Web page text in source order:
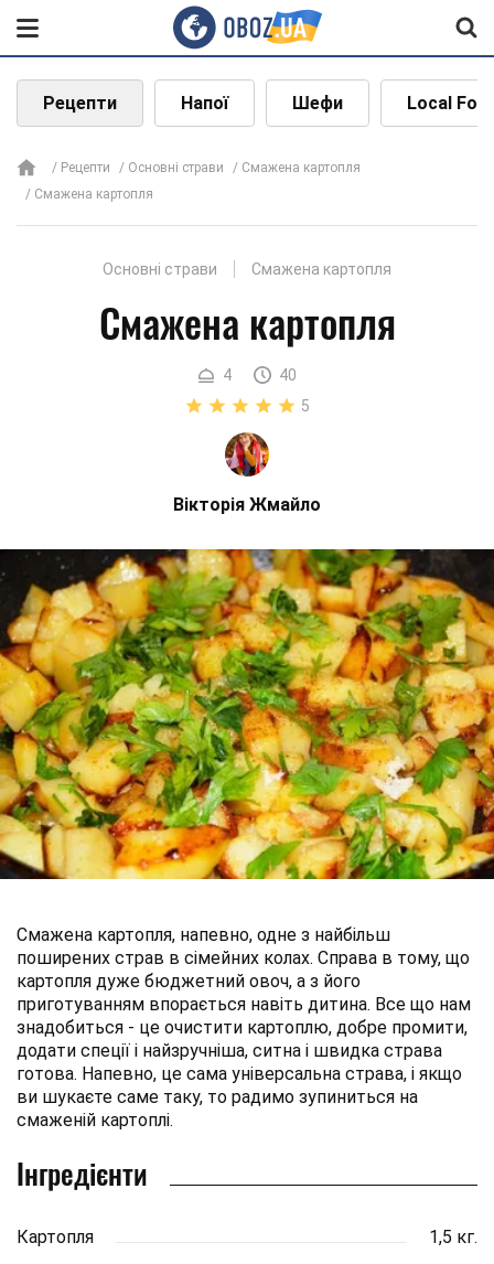
Рецепти Напої Шефи Local
Рецепти Основні страви
Смажена картопля
Смажена картопля
Основні страви Смажена картопля
Смажена картопля
4
40
5
Вікторія Жмайло
Смажена картопля, напевно, одне з найбільш
поширених страв в сімейних колах. Справа в тому, що
картопля дуже бюджетний овоч, а з його
приготуванням впорається навіть дитина. Все що нам
знадобиться - це очистити картоплю, добре промити,
додати спеції і найзручніша, ситна і швидка страва
готова. Напевно, це сама універсальна страва, і якщо
ви шукаєте саме таку, то радимо зупиниться на
смаженій картоплі.
Інгредієнти
Картопля
1,5 кг.